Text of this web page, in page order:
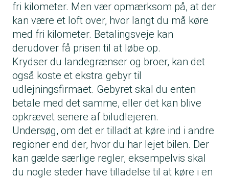
fri kilometer. Men vær opmærksom på, at der
kan være et loft over, hvor langt du må køre
med fri kilometer. Betalingsveje kan
derudover få prisen til at løbe op.
Krydser du landegrænser og broer, kan det
også koste et ekstra gebyr til
udlejningsfirmaet. Gebyret skal du enten
betale med det samme, eller det kan blive
opkrævet senere af biludlejeren.
Undersøg, om det er tilladt at køre ind i andre
regioner end der, hvor du har lejet bilen. Der
kan gælde særlige regler, eksempelvis skal
du nogle steder have tilladelse til at køre i en